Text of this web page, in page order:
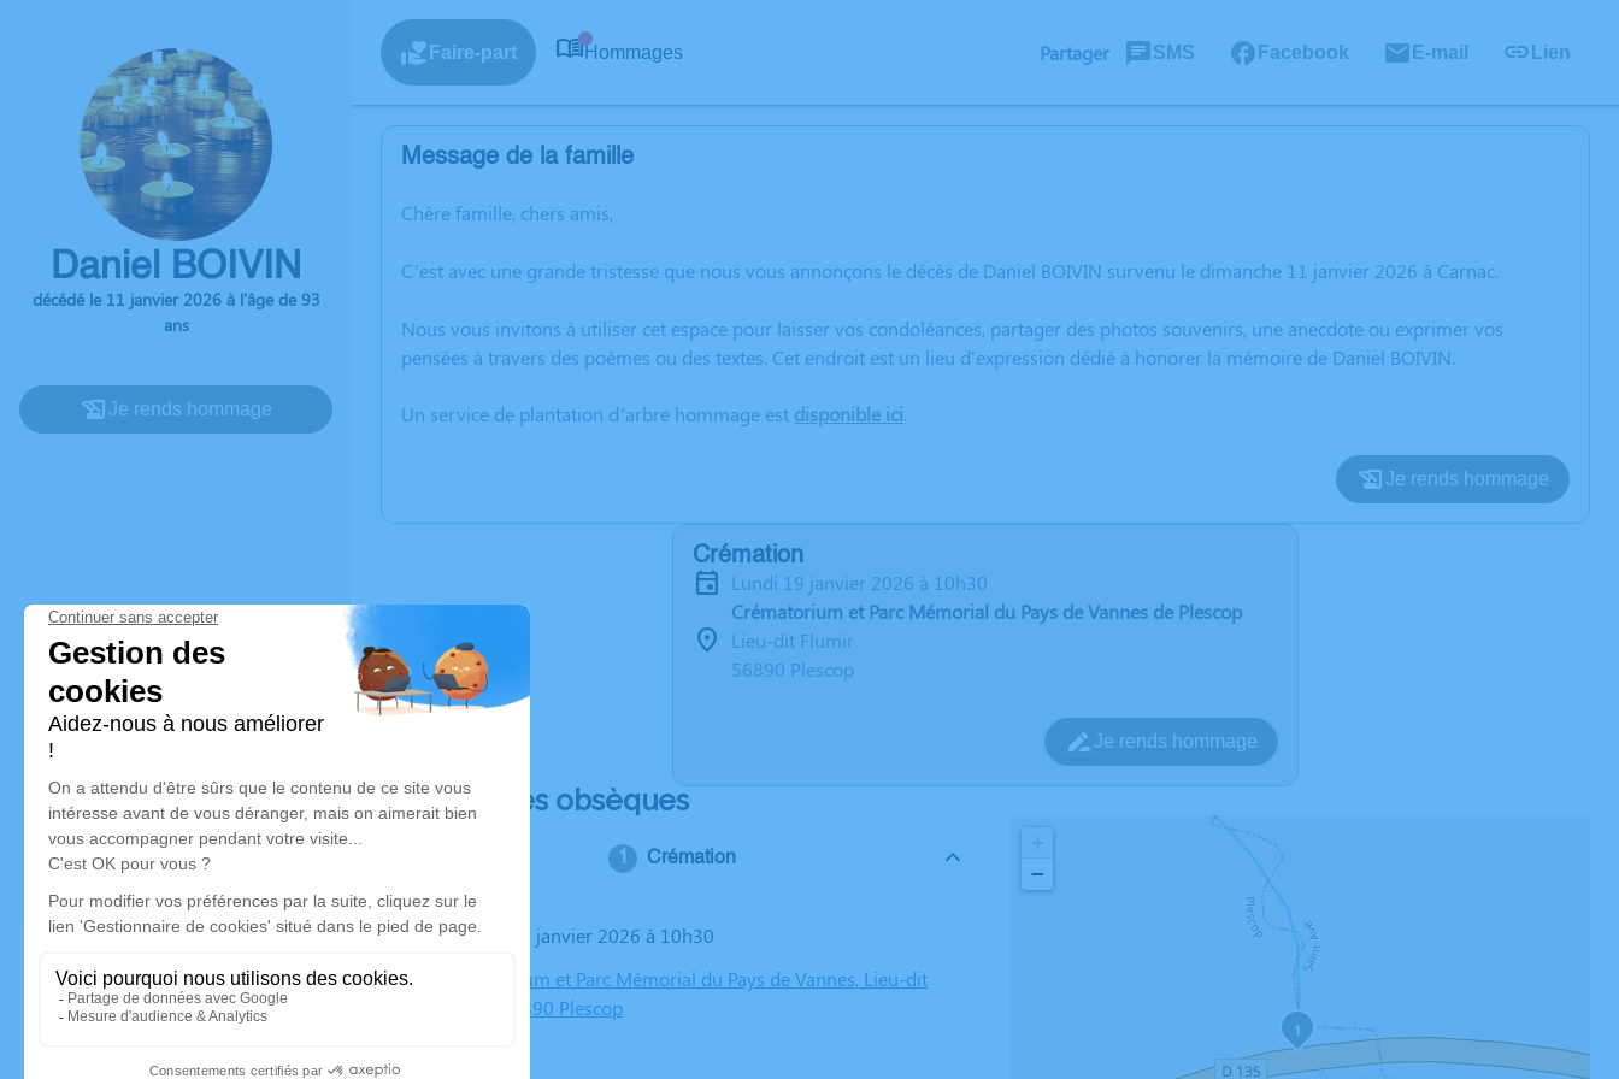
Daniel BOIVIN
décédé le 11 janvier 2026 à l'âge de 93
ans
Je rends hommage
Faire-part Hommages Partager SMS Facebook E-mail Lien
Message de la famille
Chère famille, chers amis,
C’est avec une grande tristesse que nous vous annonçons le décès de Daniel BOIVIN survenu le dimanche 11 janvier 2026 à Carnac.
Nous vous invitons à utiliser cet espace pour laisser vos condoléances, partager des photos souvenirs, une anecdote ou exprimer vos
pensées à travers des poèmes ou des textes. Cet endroit est un lieu d'expression dédié à honorer la mémoire de Daniel BOIVIN.
Un service de plantation d’arbre hommage est disponible ici.
Je rends hommage
Crémation
lundi 19 janvier 2026 à 10h30
Crématorium et Parc Mémorial du Pays de Vannes de Plescop
Lieu-dit Flumir
56890 Plescop
Je rends hommage
Déroulé des obsèques
Crémation
Le lundi 19 janvier 2026 à 10h30
Crématorium et Parc Mémorial du Pays de Vannes, Lieu-dit
Flumir, 56890 Plescop
1
−